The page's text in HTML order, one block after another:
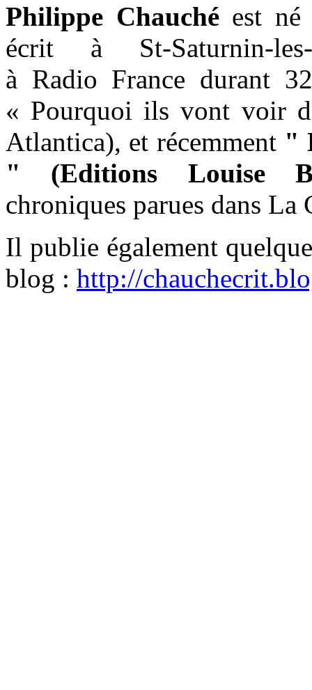
Philippe Chauchéest né
écrit à St-Saturnin-
à Radio France durant
« Pourquoi ils vont voir
Atlantica), et récemment "
" (Editions Louise
chroniques parues dans La
Il publie également
blog : http://